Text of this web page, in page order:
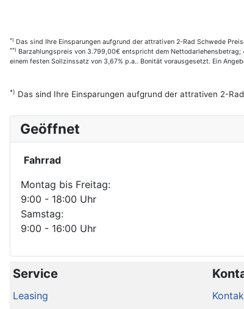
*) Das sind Ihre Einsparungen aufgrund der attrativen 2-Rad Schwede
**) Barzahlungspreis von 3.799,00€ entspricht dem
einem festen Sollzinssatz von 3,67% p.a.. Bonität vorausgesetzt. Ein
*) Das sind Ihre Einsparungen aufgrund der attrativen 2-
Geöffnet
Fahrrad
Montag bis Freitag:
9:00 - 18:00 Uhr
Samstag:
9:00 - 16:00 Uhr
Service
Leasing